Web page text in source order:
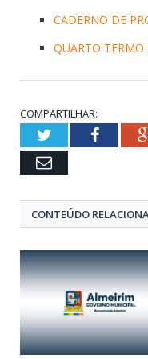
CADERNO DE
QUARTO TERMO
COMPARTILHAR:
Twitter
Email
CONTEÚDO